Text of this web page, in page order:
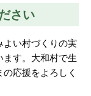
さい
よい村づくりの実
す。大和村で生
応援をよろしく